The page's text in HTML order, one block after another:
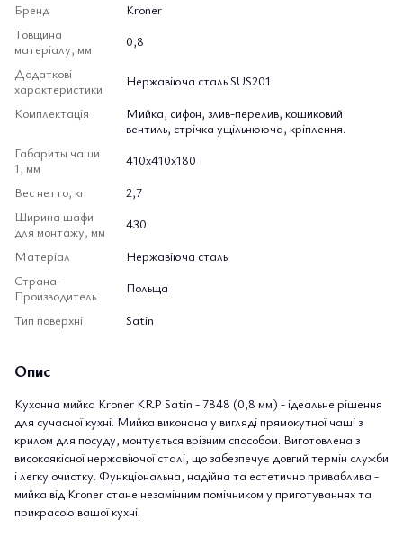
Бренд
Kroner
Товщина
матеріалу, мм
0,8
Додаткові
характеристики
Нержавіюча сталь SUS201
Комплектація
Мийка, сифон, злив-перелив, кошиковий
вентиль, стрічка ущільнююча, кріплення.
Габариты чаши
1, мм
410x410x180
Вес нетто, кг
2,7
Ширина шафи
для монтажу, мм
430
Матеріал
Нержавіюча сталь
Страна-
Производитель
Польща
Тип поверхні
Satin
Опис
Кухонна мийка Kroner KRP Satin - 7848 (0,8 мм) - ідеальне рішення
для сучасної кухні. Мийка виконана у вигляді прямокутної чаші з
крилом для посуду, монтується врізним способом. Виготовлена з
високоякісної нержавіючої сталі, що забезпечує довгий термін служби
і легку очистку. Функціональна, надійна та естетично приваблива -
мийка від Kroner стане незамінним помічником у приготуваннях та
прикрасою вашої кухні.